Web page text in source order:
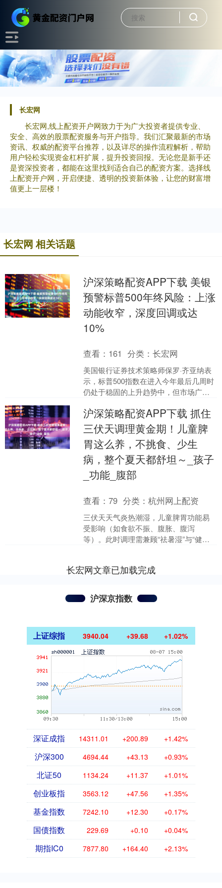
长宏网
长宏网,线上配资开户网致力于为广大投资者提供专业、
安全、高效的股票配资服务与开户指导。我们汇聚最新的市场
资讯、权威的配资平台推荐，以及详尽的操作流程解析，帮助
用户轻松实现资金杠杆扩展，提升投资回报。无论您是新手还
是资深投资者，都能在这里找到适合自己的配资方案。选择线
上配资开户网，开启便捷、透明的投资新体验，让您的财富增
值更上一层楼！
长宏网 相关话题
沪深策略配资APP下载 美银
预警标普500年终风险：上涨
动能收窄，深度回调或达
10%
查看： 161 分类：长宏网
美国银行证券技术策略师保罗·齐亚纳表
示，标普500指数在进入今年最后几周时
仍处于稳固的上升趋势中，但市场广度
现高达10%的回调....
沪深策略配资APP下载 抓住
三伏天调理黄金期！儿童脾
胃这么养，不挑食、少生
病，整个夏天都舒坦～_孩子
_功能_腹部
查看：79 分类：杭州网上配资
三伏天天气炎热潮湿，儿童脾胃功能易
受影响（如食欲不振、腹胀、腹泻
等）。此时调理需兼顾“祛暑湿”与“健脾
长宏网文章已加载完成
沪深京指数
上证综指 3940.04 +39.68 +1.02%
深证成指 14311.01 +200.89 +1.42%
沪深300 4694.44 +43.13 +0.93%
北证50 1134.24 +11.37 +1.01%
创业板指 3563.12 +47.56 +1.35%
基金指数 7242.10 +12.30 +0.17%
国债指数 229.69 +0.10 +0.04%
期指IC0 7877.80 +164.40 +2.13%